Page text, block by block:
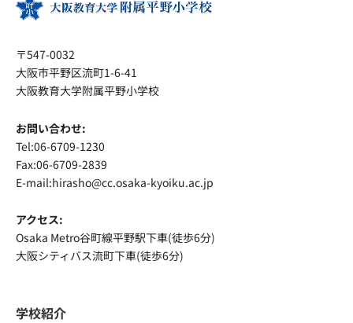
〒547-0032
大阪市平野区流町1-6-41
大阪教育大学附属平野小学校
お問い合わせ:
Tel:06-6709-1230
Fax:06-6709-2839
E-mail:hirasho@cc.osaka-kyoiku.ac.jp
アクセス:
Osaka Metro谷町線平野駅下車(徒歩6分)
大阪シティバス流町下車(徒歩6分)
学校紹介